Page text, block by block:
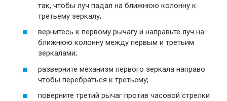
так, чтобы луч падал на ближнюю колонну к
третьему зеркалу;
вернитесь к первому рычагу и направьте луч на
ближнюю колонну между первым и третьим
зеркалами;
разверните механизм первого зеркала направо
чтобы перебраться к третьему;
поверните третий рычаг против часовой стрелки